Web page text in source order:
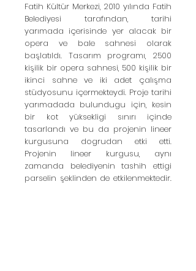
Fatih Kültür Merkezi, 2010 yılında Fatih
Belediyesi tarafından, tarihi
yarımada içerisinde yer alacak bir
opera ve bale sahnesi olarak
başlatıldı. Tasarım programı, 2500
kişilik bir opera sahnesi, 500 kişilik bir
ikinci sahne ve iki adet çalışma
stüdyosunu içermekteydi. Proje tarihi
yarımadada bulundugu için, kesin
bir kot yüksekligi sınırı içinde
tasarlandı ve bu da projenin lineer
kurgusuna dogrudan etki etti.
Projenin lineer kurgusu, aynı
zamanda belediyenin tashih ettigi
parselin şeklinden de etkilenmektedir.